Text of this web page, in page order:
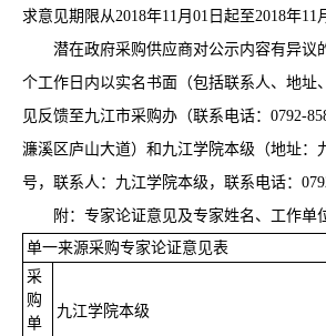
求意见期限从2018年11月01日起至2018年11
潜在政府采购供应商对公示内容有异议
个工作日内以实名书面（包括联系人、地址
见反馈至九江市采购办（联系电话：0792-
濂溪区庐山大道）和九江学院本级（地址：
号，联系人：九江学院本级，联系电话：
附：专家论证意见及专家姓名、工作单
单一来源采购专家论证意见表
采
购
单
九江学院本级